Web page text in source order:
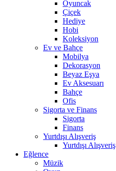
Oyuncak
Çiçek
Hediye
Hobi
Koleksiyon
Ev ve Bahçe
Mobilya
Dekorasyon
Beyaz Eşya
Ev Aksesuarı
Bahçe
Ofis
Sigorta ve Finans
Sigorta
Finans
Yurtdışı Alışveriş
Yurtdışı Alışveriş
Eğlence
Müzik